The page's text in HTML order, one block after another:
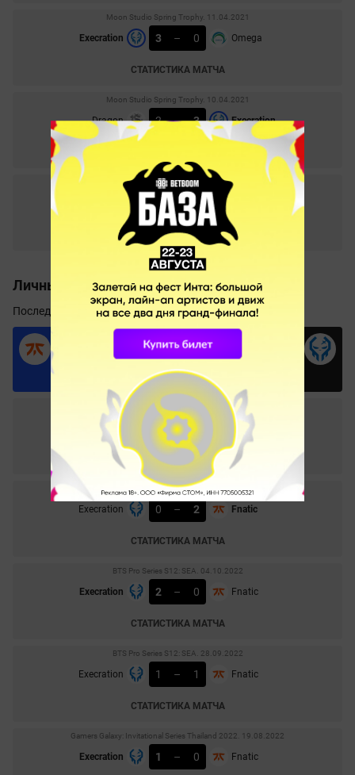
Moon Studio Spring Trophy. 11.04.2021
Execration 3 – 0 Omega
СТАТИСТИКА МАТЧА
Moon Studio Spring Trophy. 10.04.2021
Dragon 2 – 3 Execration
Moon Studio Spring Trophy. 09.04.2021
0 – 2
СТАТИСТИКА МАТЧА
Личные встречи
Последние игр
7 3 6
DPC ЮВА 2023: Tour 1 - Division 1. 25.01.2023
Fnatic 1 – 2 Execration
СТАТИСТИКА МАТЧА
BTS Pro Series S13: SEA. 26.11.2022
Execration 0 – 2 Fnatic
СТАТИСТИКА МАТЧА
BTS Pro Series S12: SEA. 04.10.2022
Execration 2 – 0 Fnatic
СТАТИСТИКА МАТЧА
BTS Pro Series S12: SEA. 28.09.2022
Execration 1 – 1 Fnatic
СТАТИСТИКА МАТЧА
Gamers Galaxy: Invitational Series Thailand 2022. 19.08.2022
Execration 1 – 0 Fnatic